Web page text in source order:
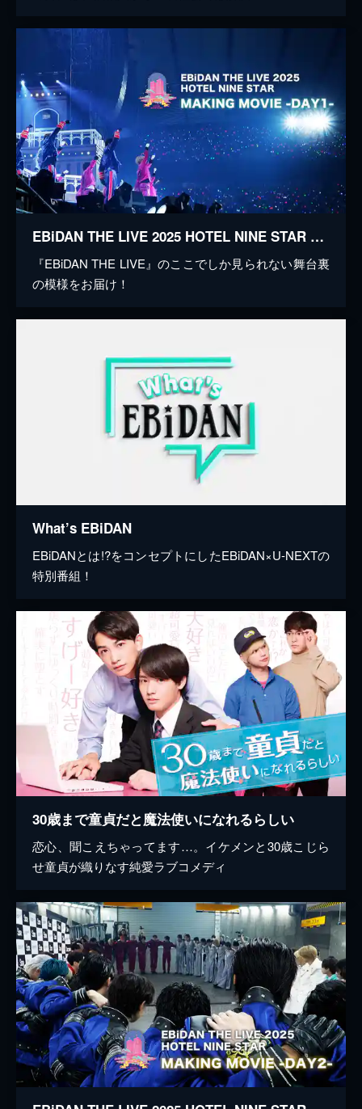
EBiDAN THE LIVE 2025 HOTEL NINE STAR MAKING MOVIE -DAY1-
『EBiDAN THE LIVE』のここでしか見られない舞台裏
の模様をお届け！
What’s EBiDAN
EBiDANとは!?をコンセプトにしたEBiDAN×U-NEXTの
特別番組！
30歳まで童貞だと魔法使いになれるらしい
恋心、聞こえちゃってます…。イケメンと30歳こじら
せ童貞が織りなす純愛ラブコメディ